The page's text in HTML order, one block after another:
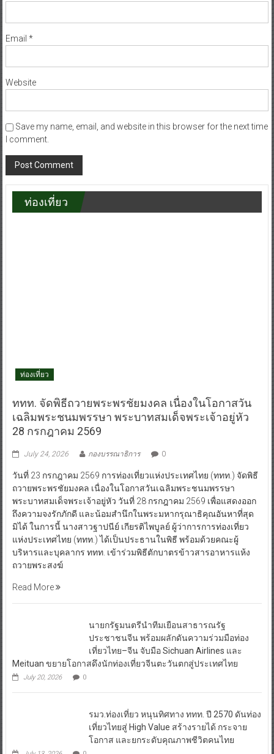
Email *
Website
Save my name, email, and website in this browser for the next time
I comment.
ท่องเที่ยว
ท่องเที่ยว
ททท. จัดพิธีถวายพระพรชัยมงคล เนื่องในโอกาสวัน
เฉลิมพระชนมพรรษา พระบาทสมเด็จพระเจ้าอยู่หัว
28 กรกฎาคม 2569
July 24, 2026 กองบรรณาธิการ 0
วันที่ 23 กรกฎาคม 2569 การท่องเที่ยวแห่งประเทศไทย (ททท.) จัดพิธี
ถวายพระพรชัยมงคล เนื่องในโอกาสวันเฉลิมพระชนมพรรษา
พระบาทสมเด็จพระเจ้าอยู่หัว วันที่ 28 กรกฎาคม 2569 เพื่อแสดงออก
ถึงความจงรักภักดี และน้อมสำนึกในพระมหากรุณาธิคุณอันหาที่สุด
มิได้ ในการนี้ นางสาวฐาปนีย์ เกียรติไพบูลย์ ผู้ว่าการการท่องเที่ยว
แห่งประเทศไทย (ททท.) ได้เป็นประธานในพิธี พร้อมด้วยคณะผู้
บริหารและบุคลากร ททท. เข้าร่วมพิธีตักบาตรข้าวสารอาหารแห้ง
ถวายพระสงฆ์
Read More
นายกรัฐมนตรีนำทีมเยือนสาธารณรัฐ
ประชาชนจีน พร้อมผลักดันความร่วมมือท่อง
เที่ยวไทย–จีน จับมือ Sichuan Airlines และ
Meituan ขยายโอกาสดึงนักท่องเที่ยวจีนตะวันตกสู่ประเทศไทย
July 20, 2026 0
รมว.ท่องเที่ยว หนุนทิศทาง ททท. ปี 2570 ดันท่อง
เที่ยวไทยสู่ High Value สร้างรายได้ กระจาย
โอกาส และยกระดับคุณภาพชีวิตคนไทย